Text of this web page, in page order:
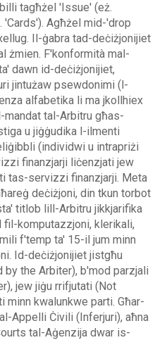
tagħżel 'Issue' (eż.
Agħżel mid-'drop
Il-ġabra tad-deċiżjonijiet
żmien. F'konformità mal-
dawn id-deċiżjonijiet,
jintużaw psewdonimi (l-
alfabetika li ma jkollhiex
mandat tal-Arbitru għas-
u jiġġudika l-ilmenti
(individwi u intrapriżi
finanzjarji liċenzjati jew
tas-servizzi finanzjarji. Meta
deċiżjoni, din tkun torbot
titlob lill-Arbitru jikkjarifika
komputazzjoni, klerikali,
f'temp ta' 15-il jum minn
Id-deċiżjonijiet jistgħu
the Arbiter), b'mod parzjali
jew jiġu rrifjutati (Not
minn kwalunkwe parti. Għar-
Appelli Ċivili (Inferjuri), aħna
tal-Aġenzija dwar is-